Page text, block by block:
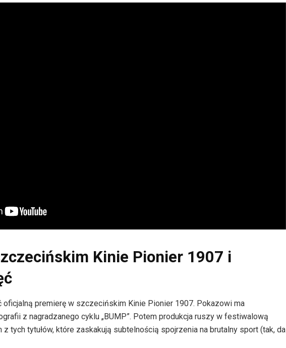
Kinie Pionier 1907 i
oficjalną premierę w szczecińskim Kinie Pionier 1907. Pokazowi ma
z nagradzanego cyklu „BUMP”. Potem produkcja ruszy w festiwalową
z tych tytułów, które zaskakują subtelnością spojrzenia na brutalny sport (tak, da